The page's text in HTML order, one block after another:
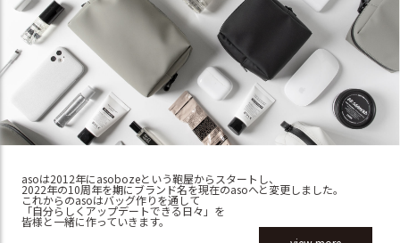
asoは2012年にasobozeという鞄屋からスタートし、
2022年の10周年を期にブランド名を現在のasoへと変更しました。
これからのasoはバッグ作りを通して
「自分らしくアップデートできる日々」を
皆様と一緒に作っていきます。